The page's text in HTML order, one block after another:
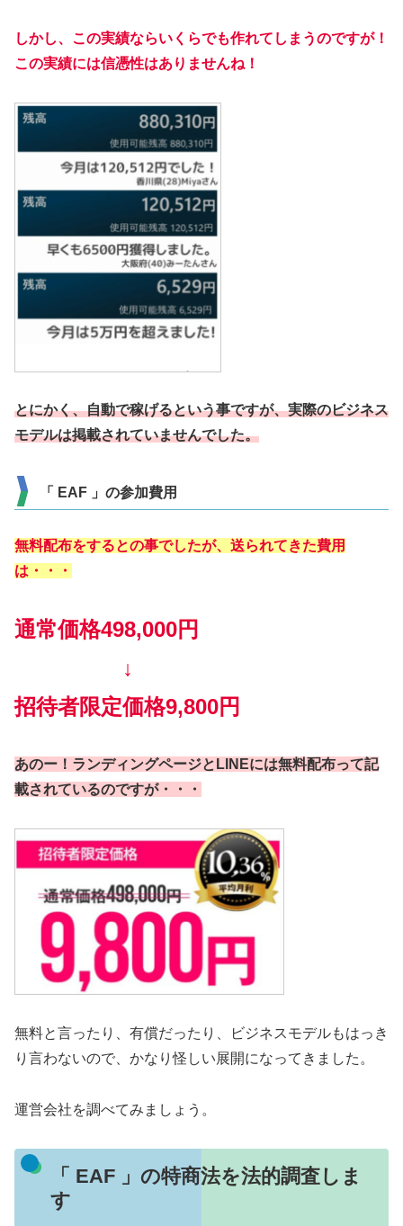
しかし、この実績ならいくらでも作れてしまうのですが！
この実績には信憑性はありませんね！
とにかく、自動で稼げるという事ですが、実際のビジネス
モデルは掲載されていませんでした。
「 EAF 」の参加費用
無料配布をするとの事でしたが、送られてきた費用
は・・・
通常価格498,000円
↓
招待者限定価格9,800円
あのー！ランディングページとLINEには無料配布って記
載されているのですが・・・
無料と言ったり、有償だったり、ビジネスモデルもはっき
り言わないので、かなり怪しい展開になってきました。
運営会社を調べてみましょう。
「 EAF 」の特商法を法的調査しま
す